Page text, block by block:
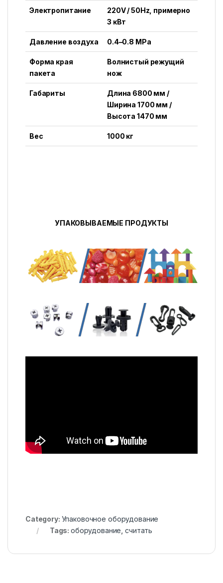
Электропитание
220V / 50Hz, примерно
3 кВт
Давление воздуха 0.4–0.8 MPa
Форма края
пакета
Волнистый режущий
нож
Габариты
Длина 6800 мм /
Ширина 1700 мм /
Высота 1470 мм
Вес 1000 кг
УПАКОВЫВАЕМЫЕ ПРОДУКТЫ
Category: Упаковочное оборудование
Tags:оборудование ,считать